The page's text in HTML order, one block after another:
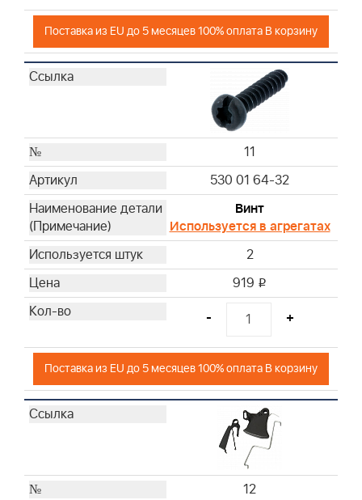
Поставка из EU до 5 месяцев 100% оплата В корзину
11
530 01 64-32
Винт
Используется в агрегатах
2
919 i
- +
Поставка из EU до 5 месяцев 100% оплата В корзину
12